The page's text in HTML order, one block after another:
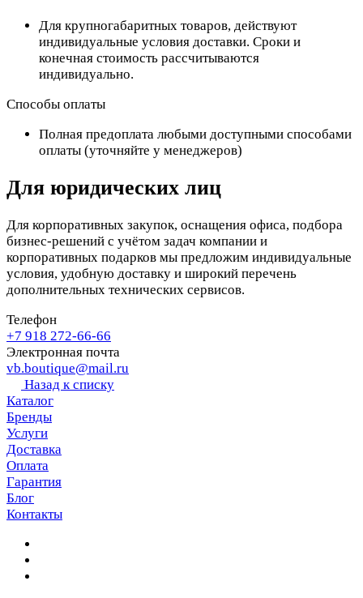
Для крупногабаритных товаров, действуют
индивидуальные условия доставки. Сроки и
конечная стоимость рассчитываются
индивидуально.
Способы оплаты
Полная предоплата любыми доступными способами
оплаты (уточняйте у менеджеров)
Для юридических лиц
Для корпоративных закупок, оснащения офиса, подбора
бизнес-решений с учётом задач компании и
корпоративных подарков мы предложим индивидуальные
условия, удобную доставку и широкий перечень
дополнительных технических сервисов.
Телефон
+7 918 272-66-66
Электронная почта
vb.boutique@mail.ru
Назад к списку
Каталог
Бренды
Услуги
Доставка
Оплата
Гарантия
Блог
Контакты